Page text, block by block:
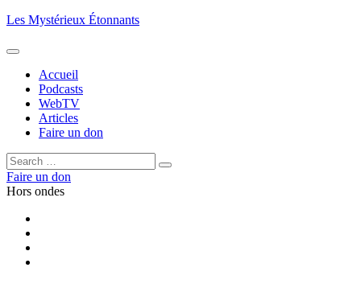
Aller
contenu
Les Mystérieux Étonnants
Accueil
Podcasts
WebTV
Articles
Faire un don
Rechercher :
Rechercher
Faire un don
Hors ondes